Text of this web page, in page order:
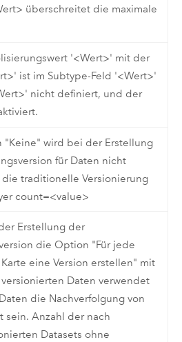
überschreitet die maximale
'<Wert>' mit der
ist im Subtype-Feld '<Wert>'
nicht definiert, und der
wird bei der Erstellung
für Daten nicht
traditionelle Versionierung
count=<value>
Erstellung der
die Option "Für jede
eine Version erstellen" mit
Daten verwendet
die Nachverfolgung von
sein. Anzahl der nach
Datasets ohne